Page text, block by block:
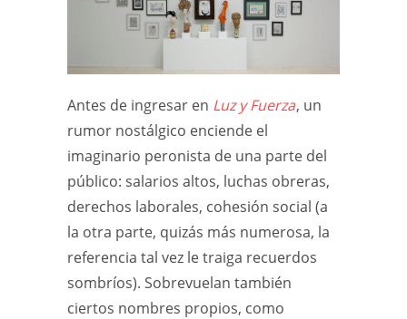
Antes de ingresar en Luz y Fuerza, un
rumor nostálgico enciende el
imaginario peronista de una parte del
público: salarios altos, luchas obreras,
derechos laborales, cohesión social (a
la otra parte, quizás más numerosa, la
referencia tal vez le traiga recuerdos
sombríos). Sobrevuelan también
ciertos nombres propios, como